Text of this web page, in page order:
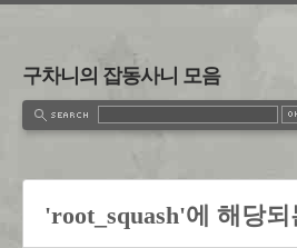
구차니의 잡동사니 모음
'root_squash'에 해당되